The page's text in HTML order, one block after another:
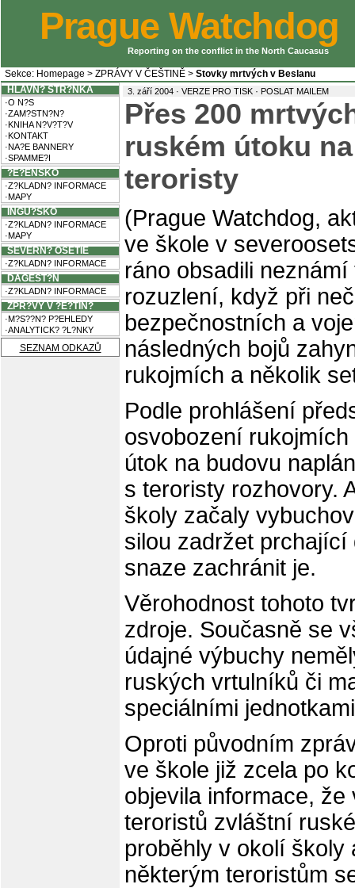
Prague Watchdog
Reporting on the conflict in the North Caucasus
Sekce: Homepage > ZPRÁVY V ČEŠTINĚ > Stovky mrtvých v Beslanu
HLAVN? STR?NKA
·O N?S
·ZAM?STN?N?
·KNIHA N?V?T?V
·KONTAKT
·NA?E BANNERY
·SPAMME?I
?E?ENSKO
·Z?KLADN? INFORMACE
·MAPY
INGU?SKO
·Z?KLADN? INFORMACE
·MAPY
SEVERN? OSETIE
·Z?KLADN? INFORMACE
DAGEST?N
·Z?KLADN? INFORMACE
ZPR?VY V ?E?TIN?
·M?S??N? P?EHLEDY
·ANALYTICK? ?L?NKY
SEZNAM ODKAZŮ
3. září 2004 · VERZE PRO TISK · POSLAT MAILEM
Přes 200
ruském útoku
teroristy
(Prague Watchdog,
ve škole v
ráno obsadili
rozuzlení, když při
bezpečnostních a
následných bojů
rukojmích a několik
Podle prohlášení
osvobození
útok na budovu
s teroristy rozhovory.
školy začaly
silou zadržet
snaze zachránit je.
Věrohodnost tohoto
zdroje. Současně se
údajné výbuchy
ruských vrtulníků či
speciálními
Oproti původním
ve škole již zcela po
objevila informace,
teroristů zvláštní
proběhly v okolí školy
některým teroristům